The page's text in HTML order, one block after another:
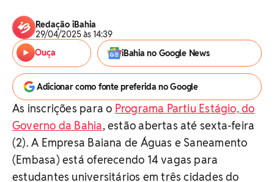
Redação iBahia
29/04/2025 às 14:39
Ouça
iBahia no Google News
Adicionar como fonte preferida no Google
As inscrições para o Programa Partiu Estágio, do
Governo da Bahia, estão abertas até sexta-feira
(2). A Empresa Baiana de Águas e Saneamento
(Embasa) está oferecendo 14 vagas para
estudantes universitários em três cidades do